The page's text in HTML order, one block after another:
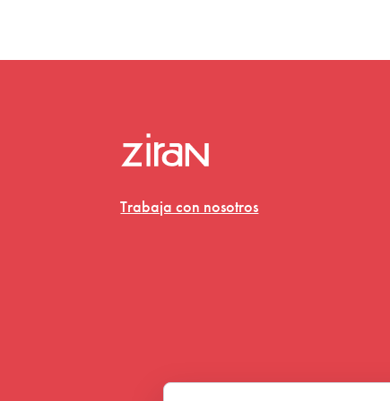
Trabaja con nosotros